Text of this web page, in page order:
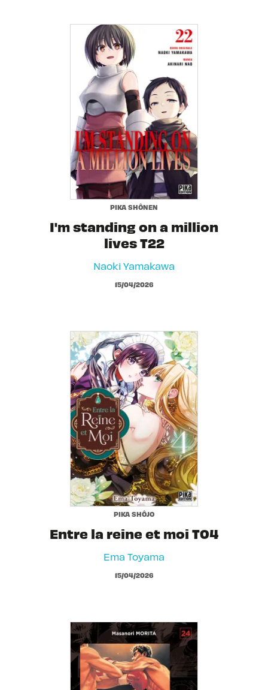
PIKA SHÔNEN
I'm standing on a million
lives T22
Naoki Yamakawa
15/04/2026
PIKA SHÔJO
Entre la reine et moi T04
Ema Toyama
15/04/2026